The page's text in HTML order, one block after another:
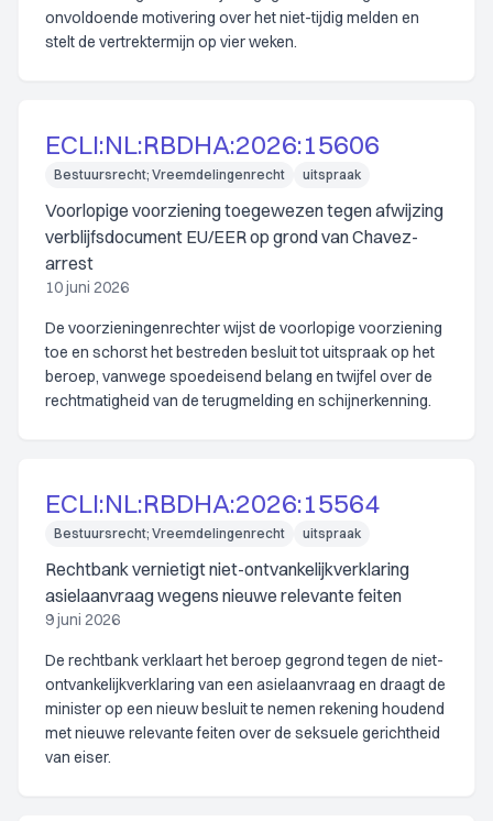
onvoldoende motivering over het niet-tijdig melden en
stelt de vertrektermijn op vier weken.
ECLI:NL:RBDHA:2026:15606
Bestuursrecht; Vreemdelingenrecht uitspraak
Voorlopige voorziening toegewezen tegen afwijzing
verblijfsdocument EU/EER op grond van Chavez-
arrest
10 juni 2026
De voorzieningenrechter wijst de voorlopige voorziening
toe en schorst het bestreden besluit tot uitspraak op het
beroep, vanwege spoedeisend belang en twijfel over de
rechtmatigheid van de terugmelding en schijnerkenning.
ECLI:NL:RBDHA:2026:15564
Bestuursrecht; Vreemdelingenrecht uitspraak
Rechtbank vernietigt niet-ontvankelijkverklaring
asielaanvraag wegens nieuwe relevante feiten
9 juni 2026
De rechtbank verklaart het beroep gegrond tegen de niet-
ontvankelijkverklaring van een asielaanvraag en draagt de
minister op een nieuw besluit te nemen rekening houdend
met nieuwe relevante feiten over de seksuele gerichtheid
van eiser.